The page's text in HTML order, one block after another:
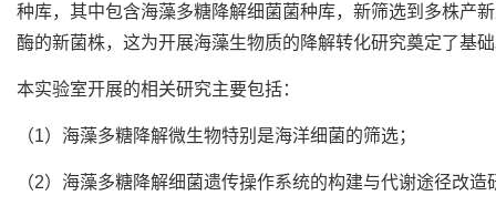
种库，其中包含海藻多糖降解细菌菌种库，新筛选到多株产
酶的新菌株，这为开展海藻生物质的降解转化研究奠定了基
本实验室开展的相关研究主要包括：
（1）海藻多糖降解微生物特别是海洋细菌的筛选；
（2）海藻多糖降解细菌遗传操作系统的构建与代谢途径改造